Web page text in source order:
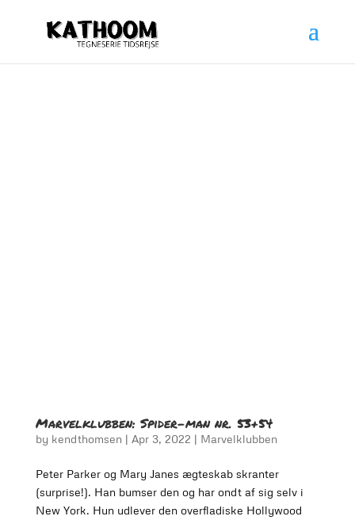
Marvelklubben: Spider-man nr. 53+54
by kendthomsen | Apr 3, 2022 | Marvelklubben
Peter Parker og Mary Janes ægteskab skranter
(surprise!). Han bumser den og har ondt af sig selv i
New York. Hun udlever den overfladiske Hollywood